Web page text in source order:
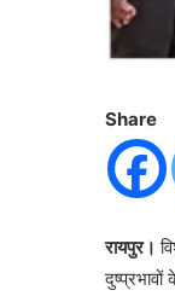
Share
रायपुर।